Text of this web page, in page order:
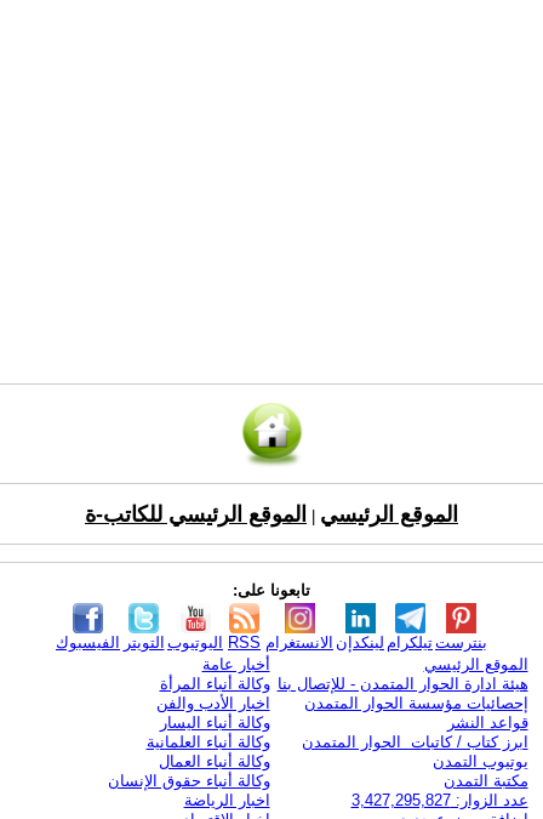
الموقع الرئيسي الموقع الرئيسي للكاتب-ة
تابعونا على:
الفيسبوك التويتر اليوتيوب RSS الانستغرام لينكدإن تيلكرامبنترست
الموقع الرئيسي
هيئة ادارة الحوار المتمدن - للإتصال بنا
إحصائيات مؤسسة الحوار المتمدن
قواعد النشر
ابرز كتاب / كاتبات الحوار المتمدن
يوتيوب التمدن
مكتبة التمدن
عدد الزوار: 3,427,295,827
أخبار عامة
وكالة أنباء المرأة
اخبار الأدب والفن
وكالة أنباء اليسار
وكالة أنباء العلمانية
وكالة أنباء العمال
وكالة أنباء حقوق الإنسان
اخبار الرياضة